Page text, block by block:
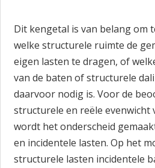
Dit kengetal is van belang om
welke structurele ruimte de
eigen lasten te dragen, of
van de baten of structurele
daarvoor nodig is. Voor de
structurele en reële evenwicht
wordt het onderscheid
en incidentele lasten. Op het
structurele lasten incidentele